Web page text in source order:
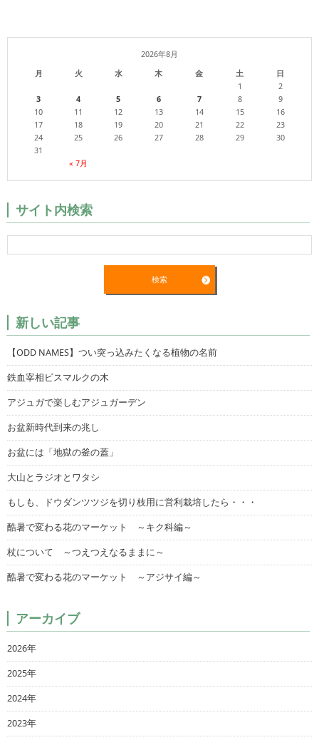
2026年8月
月
火 水 木 金 土 日
« 7月
1
2
3
4 5 6 7 8
9
10
11 12 13 14 15
16
17
18 19 20 21 22
23
24
25 26 27 28 29
30
31
サイト内検索
新しい記事
【ODD NAMES】つい突っ込みたくなる植物の名前
鉄血宰相ビスマルクの木
アジュガで楽しむアジュガーデン
お盆新時代到来の兆し
お盆には「地獄の釜の蓋」
大山とラジオとワタシ
もしも、ドウダンツツジを切り枝用に営利栽培したら・・・
酷暑で変わる花のマーケット ～キク科編～
杖について ～つえつえなるままに～
酷暑で変わる花のマーケット ～アジサイ編～
アーカイブ
2026年
2025年
2024年
2023年